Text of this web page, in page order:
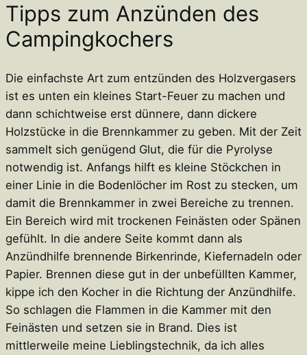
Tipps zum Anzünden des
Campingkochers
Die einfachste Art zum entzünden des Holzvergasers
ist es unten ein kleines Start-Feuer zu machen und
dann schichtweise erst dünnere, dann dickere
Holzstücke in die Brennkammer zu geben. Mit der Zeit
sammelt sich genügend Glut, die für die Pyrolyse
notwendig ist. Anfangs hilft es kleine Stöckchen in
einer Linie in die Bodenlöcher im Rost zu stecken, um
damit die Brennkammer in zwei Bereiche zu trennen.
Ein Bereich wird mit trockenen Feinästen oder Spänen
gefühlt. In die andere Seite kommt dann als
Anzündhilfe brennende Birkenrinde, Kiefernadeln oder
Papier. Brennen diese gut in der unbefüllten Kammer,
kippe ich den Kocher in die Richtung der Anzündhilfe.
So schlagen die Flammen in die Kammer mit den
Feinästen und setzen sie in Brand. Dies ist
mittlerweile meine Lieblingstechnik, da ich alles